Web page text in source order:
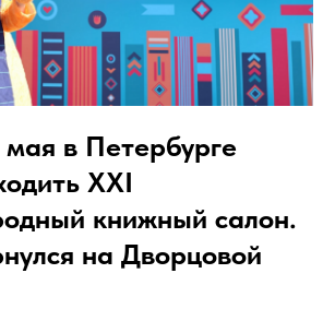
в Петербурге
XXI
книжный салон.
на Дворцовой